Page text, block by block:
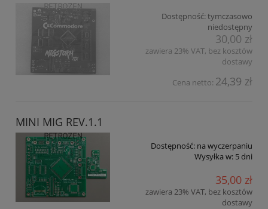
Dostępność:tymczasowo
niedostępny
30,00 zł
zawiera 23% VAT, bez kosztów
dostawy
Cena netto: 24,39 zł
MINI MIG REV.1.1
Dostępność: na wyczerpaniu
Wysyłka w: 5 dni
35,00 zł
zawiera 23% VAT, bez kosztów
dostawy